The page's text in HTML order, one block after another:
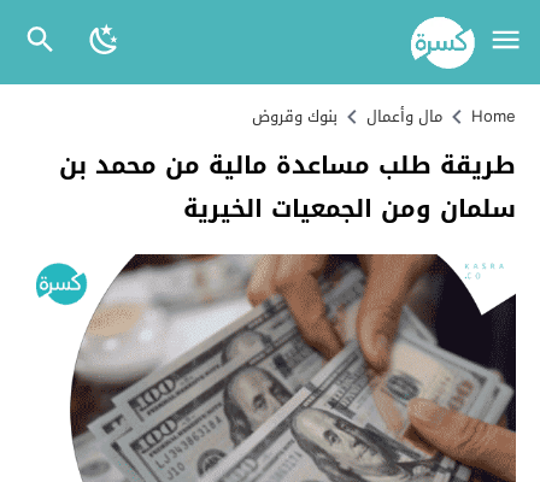
Home مال وأعمال بنوك وقروض
طريقة طلب مساعدة مالية من محمد بن
سلمان ومن الجمعيات الخيرية